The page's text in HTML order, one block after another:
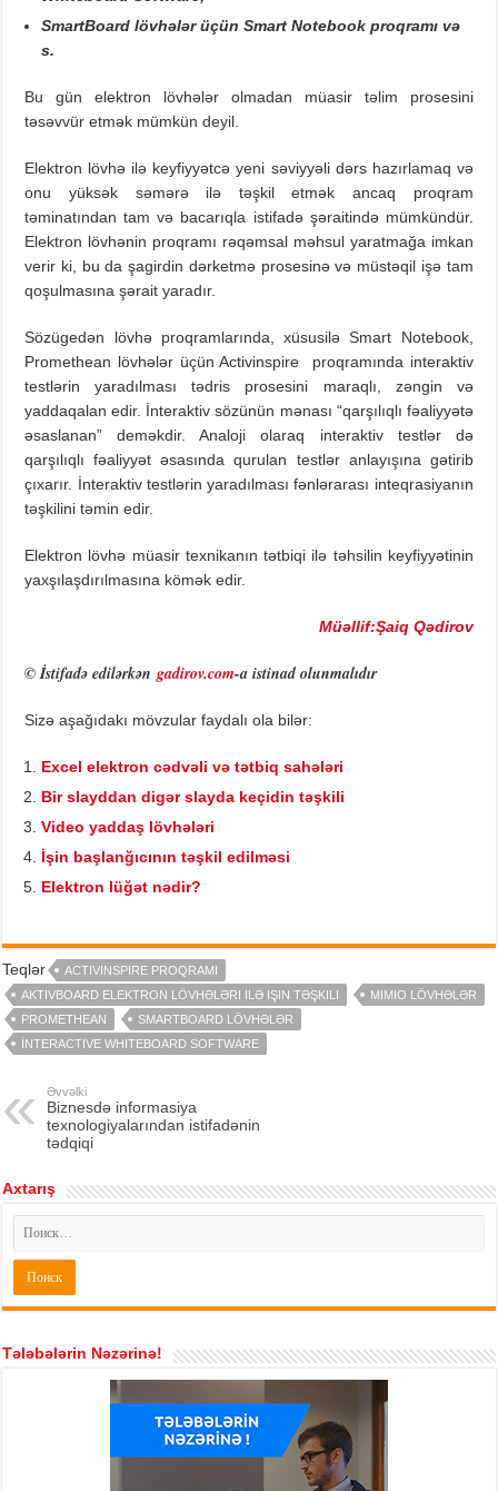
SmartBoard lövhələr üçün Smart Notebook proqramı və
s.
Bu gün elektron lövhələr olmadan müasir təlim prosesini
təsəvvür etmək mümkün deyil.
Elektron lövhə ilə keyfiyyətcə yeni səviyyəli dərs hazırlamaq və
onu yüksək səmərə ilə təşkil etmək ancaq proqram
təminatından tam və bacarıqla istifadə şəraitində mümkündür.
Elektron lövhənin proqramı rəqəmsal məhsul yaratmağa imkan
verir ki, bu da şagirdin dərketmə prosesinə və müstəqil işə tam
qoşulmasına şərait yaradır.
Sözügedən lövhə proqramlarında, xüsusilə Smart Notebook,
Promethean lövhələr üçün Activinspire proqramında interaktiv
testlərin yaradılması tədris prosesini maraqlı, zəngin və
yaddaqalan edir. İnteraktiv sözünün mənası “qarşılıqlı fəaliyyətə
əsaslanan” deməkdir. Analoji olaraq interaktiv testlər də
qarşılıqlı fəaliyyət əsasında qurulan testlər anlayışına gətirib
çıxarır. İnteraktiv testlərin yaradılması fənlərarası inteqrasiyanın
təşkilini təmin edir.
Elektron lövhə müasir texnikanın tətbiqi ilə təhsilin keyfiyyətinin
yaxşılaşdırılmasına kömək edir.
Müəllif:Şaiq Qədirov
© İstifadə edilərkəngadirov.com-a istinad olunmalıdır
Sizə aşağıdakı mövzular faydalı ola bilər:
Excel elektron cədvəli və tətbiq sahələri
Bir slayddan digər slayda keçidin təşkili
Video yaddaş lövhələri
İşin başlanğıcının təşkil edilməsi
Elektron lüğət nədir?
Teqlər
ACTIVINSPIRE PROQRAMI
AKTIVBOARD ELEKTRON LÖVHƏLƏRI ILƏ IŞIN TƏŞKILI
MIMIO LÖVHƏLƏR
PROMETHEAN
SMARTBOARD LÖVHƏLƏR
İNTERACTIVE WHITEBOARD SOFTWARE
Əvvəlki
Biznesdə informasiya
texnologiyalarından istifadənin
tədqiqi
Axtarış
Tələbələrin Nəzərinə!